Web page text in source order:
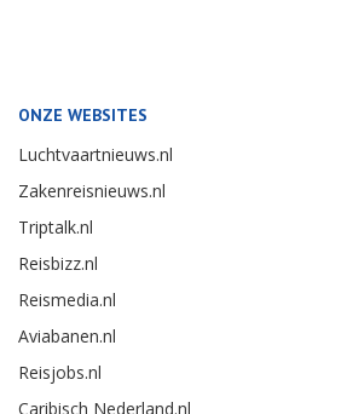
ONZE WEBSITES
Luchtvaartnieuws.nl
Zakenreisnieuws.nl
Triptalk.nl
Reisbizz.nl
Reismedia.nl
Aviabanen.nl
Reisjobs.nl
Caribisch Nederland.nl